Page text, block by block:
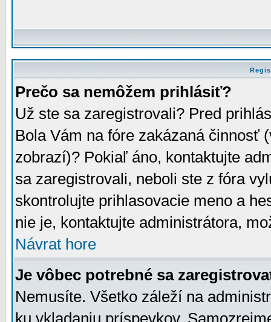
Prečo sa nemôžem prihlásiť?
Už ste sa zaregistrovali? Pred
Bola Vám na fóre zakázaná činnosť
zobrazí)? Pokiaľ áno, kontaktujte
sa zaregistrovali, neboli ste z fóra
skontrolujte prihlasovacie meno a
nie je, kontaktujte administrátora,
Návrat hore
Je vôbec potrebné sa
Nemusíte. Všetko záleží na
ku vkladaniu príspevkov.